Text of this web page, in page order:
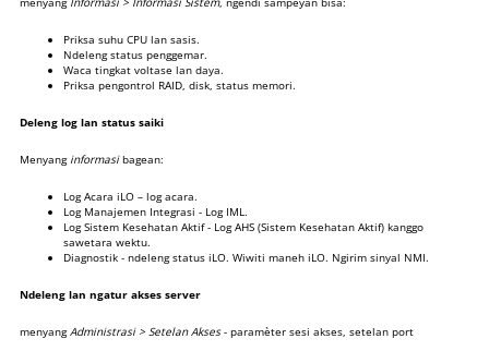
Priksa suhu CPU lan sasis.
Ndeleng status penggemar.
Waca tingkat voltase lan daya.
Priksa pengontrol RAID, disk, status memori.
Deleng log lan status saiki
Menyang informasibagean:
Log Acara iLO – log acara.
Log Manajemen Integrasi - Log IML.
Log Sistem Kesehatan Aktif - Log AHS (Sistem Kesehatan Aktif) kanggo
sawetara wektu.
Diagnostik - ndeleng status iLO. Wiwiti maneh iLO. Ngirim sinyal NMI.
Ndeleng lan ngatur akses server
menyangAdministrasi > Setelan Akses- paramèter sesi akses, setelan port